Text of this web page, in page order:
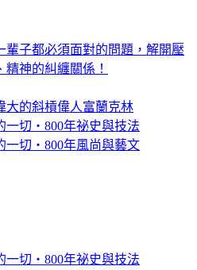
輩子都必須面對的問題，解開壓
精神的糾纏關係！
大的斜槓偉人富蘭克林
一切‧800年祕史與技法
一切‧800年風尚與藝文
一切‧800年祕史與技法